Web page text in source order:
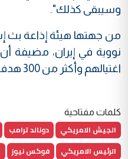
وسيبقى كذلك".
اغتيالهم وأكثر من 300 هدف تم ضربه في إيران.
كلمات مفتاحية
الجيش الامريكي دونالد ترامب
الرئيس الامريكي
فوكس نيوز